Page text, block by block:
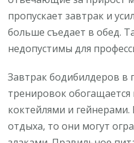
пропускает завтрак и
больше съедает в обед.
недопустимы для
Завтрак бодибилдеров в
тренировок
коктейлями и
отдыха, то они могут